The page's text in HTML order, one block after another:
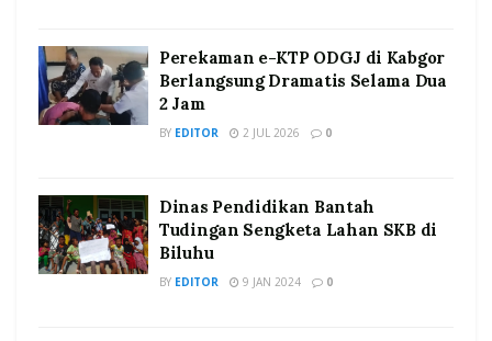
Perekaman e-KTP ODGJ di Kabgor
Berlangsung Dramatis Selama Dua
2 Jam
BY EDITOR 2 JUL 2026 0
Dinas Pendidikan Bantah
Tudingan Sengketa Lahan SKB di
Biluhu
BY EDITOR 9 JAN 2024 0